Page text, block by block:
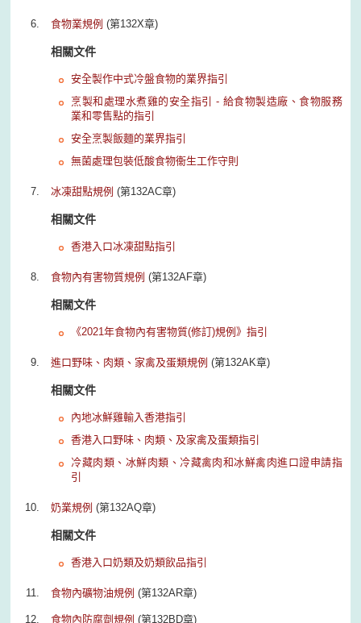
食物業規例 (第132X章)
相關文件
安全製作中式冷盤食物的業界指引
烹製和處理水煮雞的安全指引 - 給食物製造廠、食物服務
業和零售點的指引
安全烹製飯麵的業界指引
無菌處理包裝低酸食物衞生工作守則
冰凍甜點規例 (第132AC章)
相關文件
香港入口冰凍甜點指引
食物內有害物質規例 (第132AF章)
相關文件
《2021年食物內有害物質(修訂)規例》指引
進口野味、肉類、家禽及蛋類規例 (第132AK章)
相關文件
內地冰鮮雞輸入香港指引
香港入口野味、肉類、及家禽及蛋類指引
冷藏肉類、冰鮮肉類、冷藏禽肉和冰鮮禽肉進口證申請指
引
奶業規例 (第132AQ章)
相關文件
香港入口奶類及奶類飲品指引
食物內礦物油規例 (第132AR章)
食物內防腐劑規例 (第132BD章)